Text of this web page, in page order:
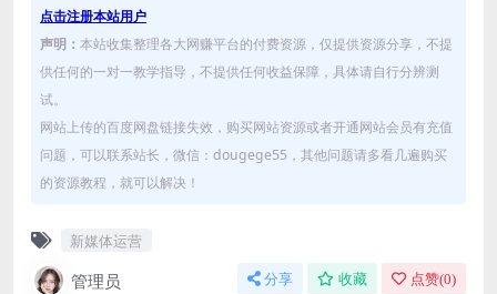
点击注册本站用户
声明： 本站收集整理各大网赚平台的付费资源，仅提供资源分享，不提
供任何的一对一教学指导，不提供任何收益保障，具体请自行分辨测
试。
网站上传的百度网盘链接失效，购买网站资源或者开通网站会员有充值
问题，可以联系站长，微信：dougege55，其他问题请多看几遍购买
的资源教程，就可以解决！
新媒体运营
管理员 分享 收藏 点赞(0)